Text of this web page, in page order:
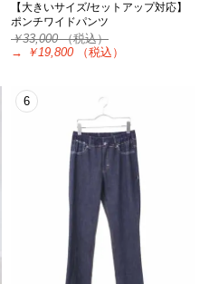
【大きいサイズ/セットアップ対応】
ポンチワイドパンツ
￥33,000（税込）
→
￥19,800 （税込）
6